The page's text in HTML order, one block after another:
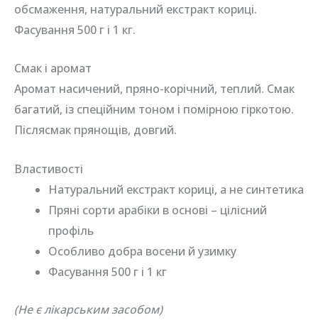
обсмаження, натуральний екстракт кориці.
Фасування 500 г і 1 кг.
Смак і аромат
Аромат насичений, пряно-корічний, теплий. Смак
багатий, із спеційним тоном і помірною гіркотою.
Післясмак прянощів, довгий.
Властивості
Натуральний екстракт кориці, а не синтетика
Пряні сорти арабіки в основі – цілісний
профіль
Особливо добра восени й узимку
Фасування 500 г і 1 кг
(Не є лікарським засобом)